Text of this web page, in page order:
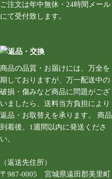
ご注文は年中無休・24時間メール
にて受付致します。
商品の品質・お届けには、万全を
期しておりますが、万一配送中の
破損・傷みなど商品に問題がござ
いましたら、送料当方負担により
返品・お取替えを承ります。 商品
到着後、1週間以内に発送くださ
い。
（返送先住所）
〒987-0005 宮城県遠田郡美里町